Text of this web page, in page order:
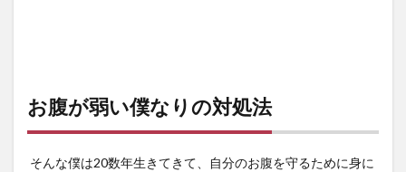
お腹が弱い僕なりの対処法
そんな僕は20数年生きてきて、自分のお腹を守るために身に